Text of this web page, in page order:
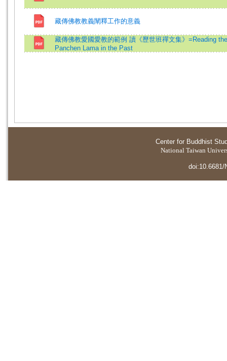
藏傳佛教教義闡釋工作的意義
藏傳佛教愛國愛教的範例 讀《歷世班禪文集》=Reading
Panchen Lama in the Past
Center for Buddhist
National Taiwan
doi:10.6681/